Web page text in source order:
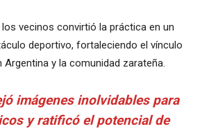
vecinos convirtió la práctica en un
deportivo, fortaleciendo el vínculo
Argentina y la comunidad zarateña.
imágenes inolvidables para
y ratificó el potencial de